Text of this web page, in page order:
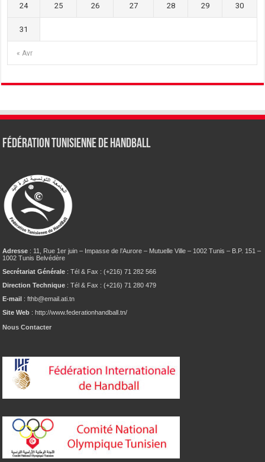
« Avr
24 25 26 27 28 29 30
31
Fédération tunisienne de Handball
Adresse : 11, Rue 1er juin – Impasse de l’Aurore – Mutuelle Ville – 1002 Tunis – B.P. 151 –
1002 Tunis Belvédère
Secrétariat Générale : Tél & Fax : (+216) 71 282 566
Direction Technique : Tél & Fax : (+216) 71 280 479
E-mail : fthb@email.ati.tn
Site Web : http://www.federationhandball.tn/
Nous Contacter